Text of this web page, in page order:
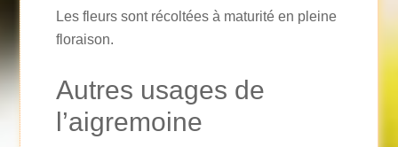
Les fleurs sont récoltées à maturité en pleine
floraison.
Autres usages de
l’aigremoine